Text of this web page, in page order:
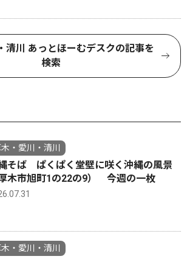
清川 あっとほーむデスクの記事を
検索
・愛川・清川
そば ぱくぱく堂壁に咲く沖縄の風景
厚木市旭町1の22の9） 今週の一枚
・愛川・清川